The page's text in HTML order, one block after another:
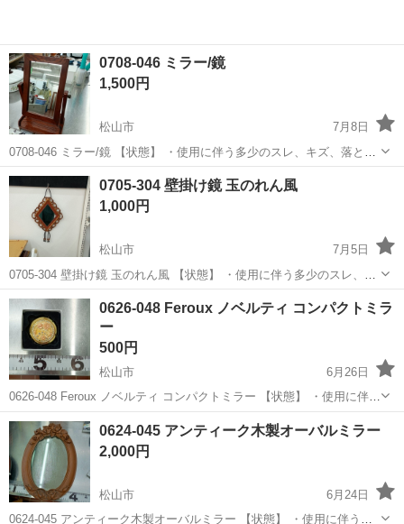
0708-046 ミラー/鏡
1,500円
松山市
7月8日
0708-046 ミラー/鏡 【状態】 ・使用に伴う多少のスレ、キズ、落とし
きれない汚れなどございます ・詳細は現地でご確認ください ・お値引
きは出来かねますのでご了承願います ※中古品のため、状態につい
愛媛 松山市 ミラー/鏡 現地
0705-304 壁掛け鏡 玉のれん風
1,000円
松山市
7月5日
0705-304 壁掛け鏡 玉のれん風 【状態】 ・使用に伴う多少のスレ、キ
ズ、落としきれない汚れなどございます ・詳細は現地でご確認くださ
い ・お値引きは出来かねますのでご了承願います ※中古品のため、
状...
愛媛 松山市
0626-048 Feroux ノベルティ コンパクトミラ
ー
500円
松山市
6月26日
0626-048 Feroux ノベルティ コンパクトミラー 【状態】 ・使用に伴う
多少のスレ、キズ、落としきれない汚れなどございます ・詳細は現地
でご確認ください ・お値引きは出来かねますのでご了承願います...
愛媛 松山市 ノベルティ
0624-045 アンティーク木製オーバルミラー
2,000円
松山市
6月24日
0624-045 アンティーク木製オーバルミラー 【状態】 ・使用に伴う多